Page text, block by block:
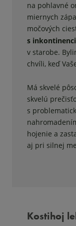
na pohlavné
miernych
močových
s
v starobe.
chvíli, keď
Má skvelé
skvelú
s
hojenie a
aj pri silnej
Kostihoj